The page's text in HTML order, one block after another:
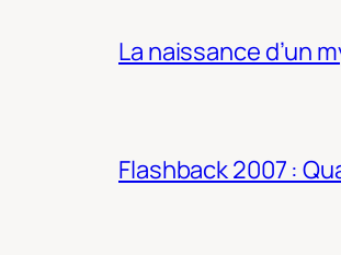
La naissance d’un
Flashback 2007 :